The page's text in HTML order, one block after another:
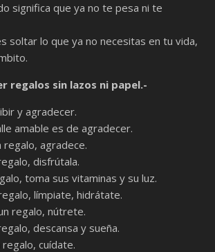
significa que ya no te pesa ni te
soltar lo que ya no necesitas en tu vida,
regalos sin lazos ni papel.-
y agradecer.
amable es de agradecer.
regalo, agradece.
disfrútala.
toma sus vitaminas y su luz.
límpiate, hidrátate.
regalo, nútrete.
descansa y sueña.
regalo, cuídate.